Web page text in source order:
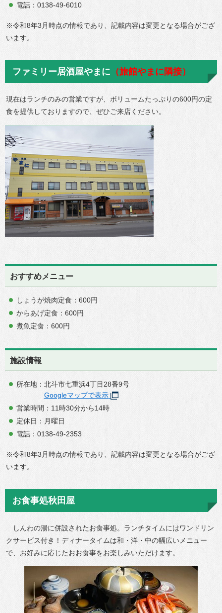
電話：0138-49-6010
※令和8年3月時点の情報であり、記載内容は変更となる場合がござ
います。
ファミリー居酒屋やまに （旅館やまに隣接）
現在はランチのみの営業ですが、ボリュームたっぷりの600円の定
食を提供しておりますので、ぜひご来店ください。
おすすめメニュー
しょうが焼肉定食：600円
からあげ定食：600円
煮魚定食：600円
施設情報
所在地：北斗市七重浜4丁目28番9号
Googleマップで表示
営業時間：11時30分から14時
定休日：月曜日
電話：0138-49-2353
※令和8年3月時点の情報であり、記載内容は変更となる場合がござ
います。
お食事処秋田屋
しんわの湯に併設されたお食事処。ランチタイムにはワンドリン
クサービス付き！ディナータイムは和・洋・中の幅広いメニュー
で、お好みに応じたおお食事をお楽しみいただけます。